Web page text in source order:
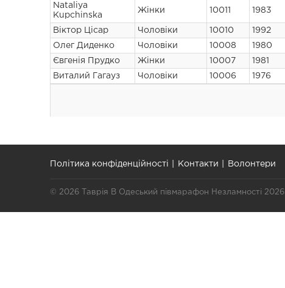
Nataliya
Kupchinska
Жінки 10011 1983
Віктор Цісар Чоловіки 10010 1992
Олег Диденко Чоловіки 10008 1980
Євгенія Прудко Жінки 10007 1981
Виталий Гагауз Чоловіки 10006 1976
Політика конфіденційності Контакти Волонтери
© 2026 Таврія В Одеський півмарафон Незламності 2026